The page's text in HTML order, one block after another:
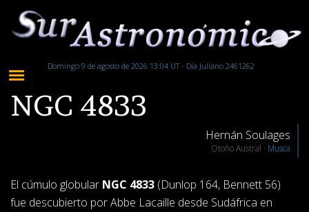
Domingo 9 de agosto de 2026 13:04 UT - Día Juliano 2461262
NGC 4833
Hernán Soulages
Otoño Austral · Musca
El cúmulo globular NGC 4833 (Dunlop 164, Bennett 56)
fue descubierto por Abbe Lacaille desde Sudáfrica en